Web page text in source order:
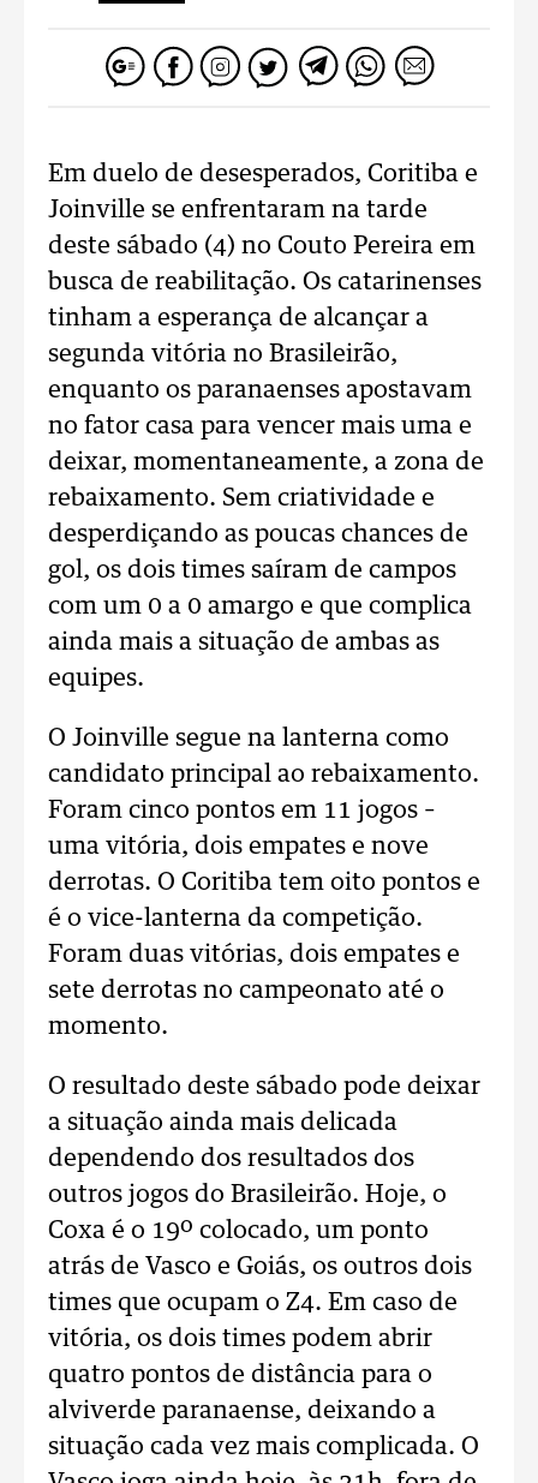
Em duelo de desesperados, Coritiba e
Joinville se enfrentaram na tarde
deste sábado (4) no Couto Pereira em
busca de reabilitação. Os catarinenses
tinham a esperança de alcançar a
segunda vitória no Brasileirão,
enquanto os paranaenses apostavam
no fator casa para vencer mais uma e
deixar, momentaneamente, a zona de
rebaixamento. Sem criatividade e
desperdiçando as poucas chances de
gol, os dois times saíram de campos
com um 0 a 0 amargo e que complica
ainda mais a situação de ambas as
equipes.
O Joinville segue na lanterna como
candidato principal ao rebaixamento.
Foram cinco pontos em 11 jogos –
uma vitória, dois empates e nove
derrotas. O Coritiba tem oito pontos e
é o vice-lanterna da competição.
Foram duas vitórias, dois empates e
sete derrotas no campeonato até o
momento.
O resultado deste sábado pode deixar
a situação ainda mais delicada
dependendo dos resultados dos
outros jogos do Brasileirão. Hoje, o
Coxa é o 19º colocado, um ponto
atrás de Vasco e Goiás, os outros dois
times que ocupam o Z4. Em caso de
vitória, os dois times podem abrir
quatro pontos de distância para o
alviverde paranaense, deixando a
situação cada vez mais complicada. O